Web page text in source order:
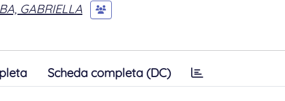
GABRIELLA
Scheda completa (DC)